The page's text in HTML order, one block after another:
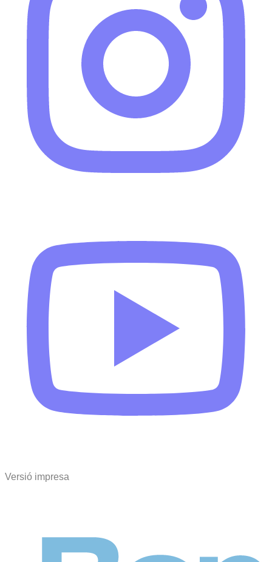
Versió impresa